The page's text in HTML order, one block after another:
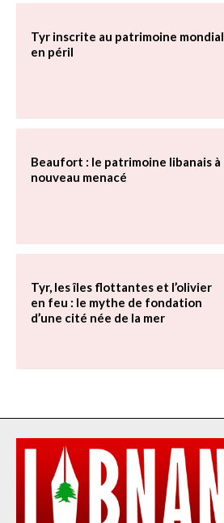
Tyr inscrite au patrimoine mondial
en péril
Beaufort : le patrimoine libanais à
nouveau menacé
Tyr, les îles flottantes et l’olivier
en feu : le mythe de fondation
d’une cité née de la mer